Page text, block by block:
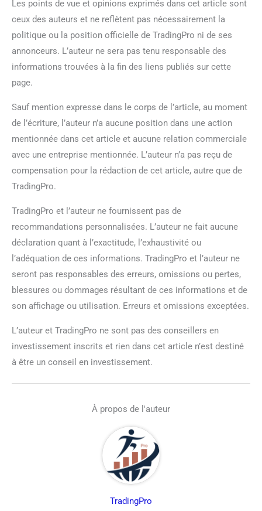
Les points de vue et opinions exprimés dans cet article sont
ceux des auteurs et ne reflètent pas nécessairement la
politique ou la position officielle de TradingPro ni de ses
annonceurs. L’auteur ne sera pas tenu responsable des
informations trouvées à la fin des liens publiés sur cette
page.
Sauf mention expresse dans le corps de l’article, au moment
de l’écriture, l’auteur n’a aucune position dans une action
mentionnée dans cet article et aucune relation commerciale
avec une entreprise mentionnée. L’auteur n’a pas reçu de
compensation pour la rédaction de cet article, autre que de
TradingPro.
TradingPro et l’auteur ne fournissent pas de
recommandations personnalisées. L’auteur ne fait aucune
déclaration quant à l’exactitude, l’exhaustivité ou
l’adéquation de ces informations. TradingPro et l’auteur ne
seront pas responsables des erreurs, omissions ou pertes,
blessures ou dommages résultant de ces informations et de
son affichage ou utilisation. Erreurs et omissions exceptées.
L’auteur et TradingPro ne sont pas des conseillers en
investissement inscrits et rien dans cet article n’est destiné
à être un conseil en investissement.
À propos de l'auteur
TradingPro